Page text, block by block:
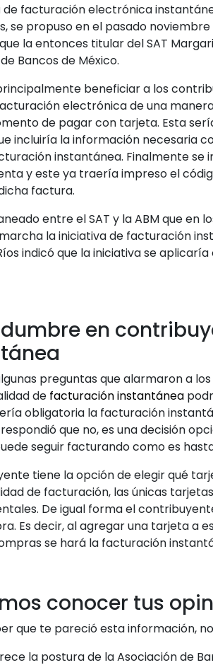
de facturación electrónica
se propuso en el pasado
la entonces titular del SAT
Bancos de México.
beneficiar a los
electrónica de una
de pagar con tarjeta. Esta
incluiría la información necesaria
instantánea. Finalmente se
y este ya traería impreso el
factura.
entre el SAT y la ABM que en
la iniciativa de facturación
indicó que la iniciativa se
en
preguntas que alarmaron a
de facturación instantánea
obligatoria la facturación
respondió que no, es una decisión
seguir facturando como es
tiene la opción de elegir qué
de facturación, las únicas
De igual forma el
Es decir, al agregar una tarjeta a
se hará la facturación
conocer tus
que te pareció esta información,
la postura de la Asociación de